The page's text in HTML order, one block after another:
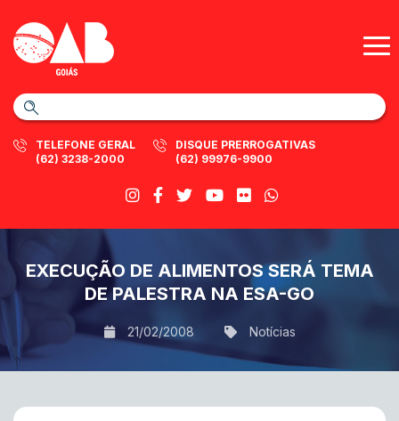
TELEFONE GERAL
(62) 3238-2000
DISQUE PRERROGATIVAS
(62) 99976-9900
EXECUÇÃO DE ALIMENTOS SERÁ TEMA
DE PALESTRA NA ESA-GO
21/02/2008 Notícias